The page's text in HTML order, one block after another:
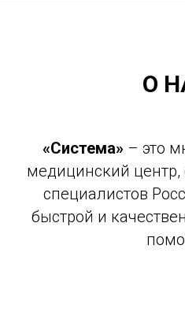
О
«Система»– это
медицинский
специалистов
быстрой и